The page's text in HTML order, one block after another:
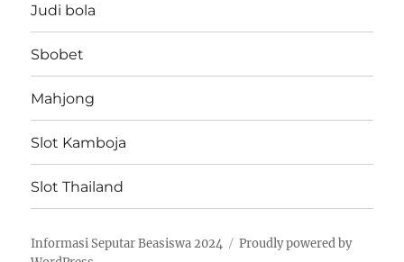
Judi bola
Sbobet
Mahjong
Slot Kamboja
Slot Thailand
Informasi Seputar Beasiswa 2024
Proudly powered by